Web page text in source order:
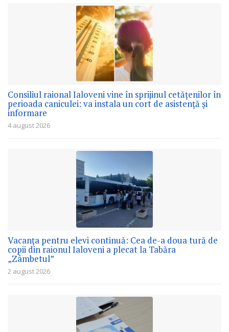
Consiliul raional Ialoveni vine în sprijinul cetățenilor în
perioada caniculei: va instala un cort de asistență și
informare
4 august 2026
Vacanța pentru elevi continuă: Cea de-a doua tură de
copii din raionul Ialoveni a plecat la Tabăra
„Zâmbetul”
2 august 2026